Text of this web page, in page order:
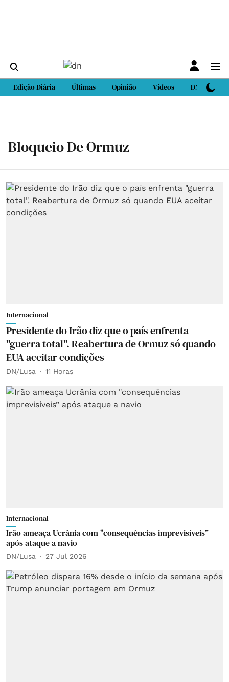
Edição Diária Últimas Opinião Vídeos DN Sport
Bloqueio De Ormuz
Internacional
Presidente do Irão diz que o país enfrenta
"guerra total". Reabertura de Ormuz só quando
EUA aceitar condições
DN/Lusa 11 Horas
Internacional
Irão ameaça Ucrânia com "consequências imprevisíveis”
após ataque a navio
DN/Lusa 27 Jul 2026